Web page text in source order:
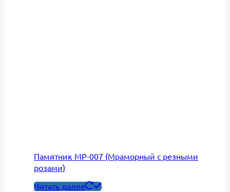
Памятник МР-007 (Мраморный с резными
розами)
Читать далее